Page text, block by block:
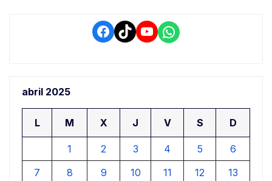
entradas
Facebook
TikTokYouTube
WhatsApp
abril 2025
L M X J V S D
1 2 3 4 5
6
7
8 9 10 11 12
13